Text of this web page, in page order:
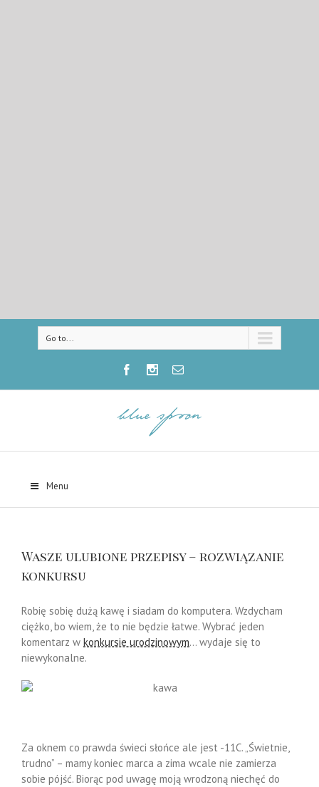
Go to...
Menu
Wasze ulubione przepisy – rozwiązanie
konkursu
Robię sobię dużą kawę i siadam do komputera. Wzdycham
ciężko, bo wiem, że to nie będzie łatwe. Wybrać jeden
komentarz w konkursie urodzinowym… wydaje się to
niewykonalne.
Za oknem co prawda świeci słońce ale jest -11C. „Świetnie,
trudno” – mamy koniec marca a zima wcale nie zamierza
sobie pójść. Biorąc pod uwagę moją wrodzoną niechęć do